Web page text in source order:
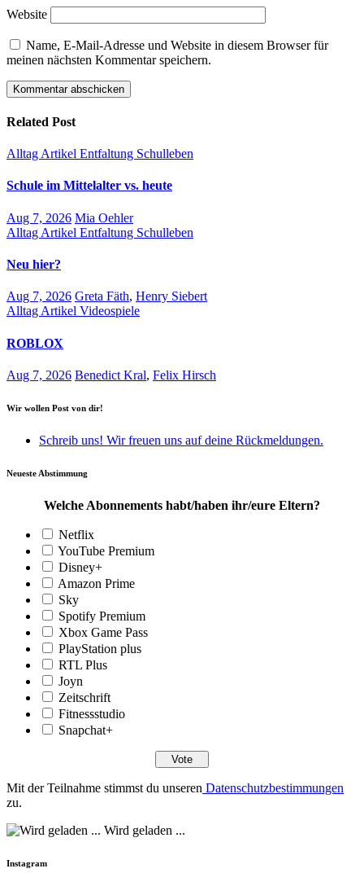
Website
Name, E-Mail-Adresse und Website in diesem Browser für
meinen nächsten Kommentar speichern.
Related Post
Alltag Artikel Entfaltung Schulleben
Schule im Mittelalter vs. heute
Aug 7, 2026 Mia Oehler
Alltag Artikel Entfaltung Schulleben
Neu hier?
Aug 7, 2026 Greta Fäth, Henry Siebert
Alltag Artikel Videospiele
ROBLOX
Aug 7, 2026 Benedict Kral, Felix Hirsch
Wir wollen Post von dir!
Schreib uns! Wir freuen uns auf deine Rückmeldungen.
Neueste Abstimmung
Welche Abonnements habt/haben ihr/eure Eltern?
Netflix
YouTube Premium
Disney+
Amazon Prime
Sky
Spotify Premium
Xbox Game Pass
PlayStation plus
RTL Plus
Joyn
Zeitschrift
Fitnessstudio
Snapchat+
Mit der Teilnahme stimmst du unseren Datenschutzbestimmungen
zu.
Wird geladen ...
Instagram